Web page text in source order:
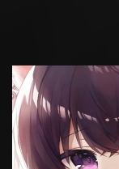
動
画
プ
レ
ー
ヤ
ー